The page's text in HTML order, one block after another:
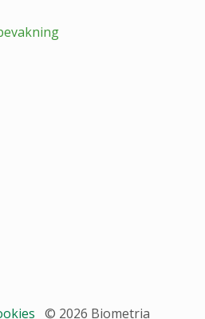
© 2026 Biometria